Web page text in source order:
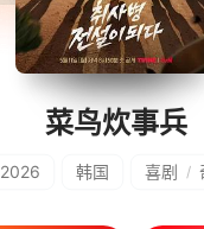
菜鸟炊事兵
2026 韩国 喜剧 /